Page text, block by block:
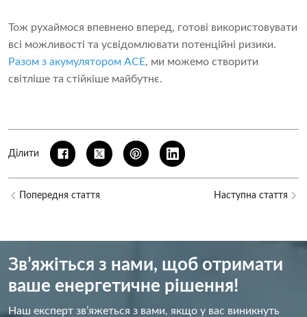
Тож рухаймося впевнено вперед, готові використовувати
всі можливості та усвідомлювати потенційні ризики.
Разом з акумулятором ACE, ми можемо створити
світліше та стійкіше майбутнє.
Ділити
Попередня стаття Наступна стаття
Зв’яжіться з нами, щоб отримати
ваше енергетичне рішення!
Наш експерт зв’яжеться з вами, якщо у вас виникнуть